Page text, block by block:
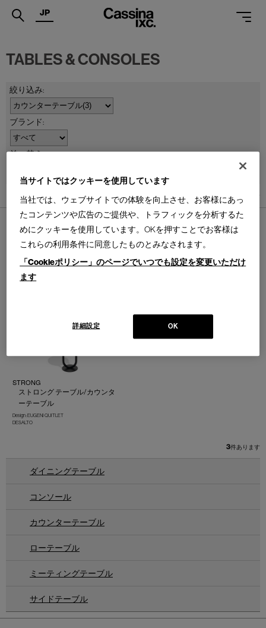
.
SERVICES
PROJECTS
MAGAZINE
CATALOGUES
PROFESSIONAL
ONLINE STORE お問合せ
JP
TABLES & CONSOLES
並べ替え：
3件あります
FLOW large
フロー ラージ テーブル
STRONG
ストロング テーブル/カウンタ
ーテーブル
Design : EUGENI QUITLET
DESALTO
3件あります
ダイニングテーブル
コンソール
カウンターテーブル
ローテーブル
ミーティングテーブル
サイドテーブル
当サイトではクッキーを使用しています
当社では、ウェブサイトでの体験を向上させ、お客様にあっ
たコンテンツや広告のご提供や、トラフィックを分析するた
めにクッキーを使用しています。OKを押すことでお客様は
これらの利用条件に同意したものとみなされます。
「Cookieポリシー」のページでいつでも設定を変更いただけ
ます
OK
詳細設定